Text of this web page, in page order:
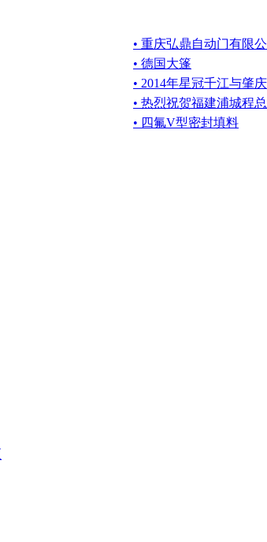
• 重庆弘鼎自动门有限公
• 德国大篷
• 2014年星冠千江与肇
• 热烈祝贺福建浦城程
• 四氟V型密封填料